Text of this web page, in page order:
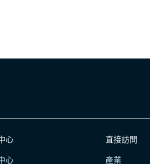
心
心
直接訪問
產業